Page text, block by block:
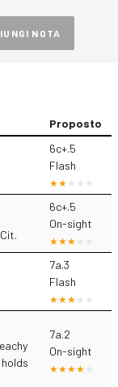
NOTA
Proposto
6c+.5
Flash
6c+.5
On-sight
7a.3
Flash
7a.2
On-sight